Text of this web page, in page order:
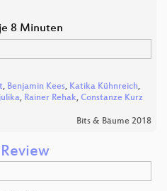
8 Minuten
, Benjamin Kees, Katika Kühnreich,
julika, Rainer Rehak, Constanze Kurz
Bits & Bäume 2018